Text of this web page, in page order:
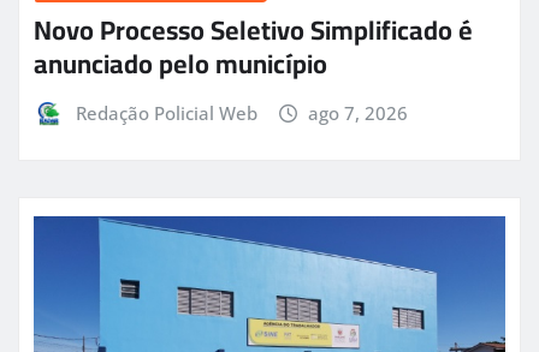
Novo Processo Seletivo Simplificado é
anunciado pelo município
Redação Policial Web ago 7, 2026